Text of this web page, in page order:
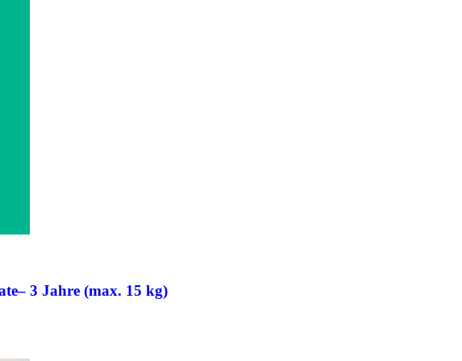
3 Jahre (max. 15 kg)